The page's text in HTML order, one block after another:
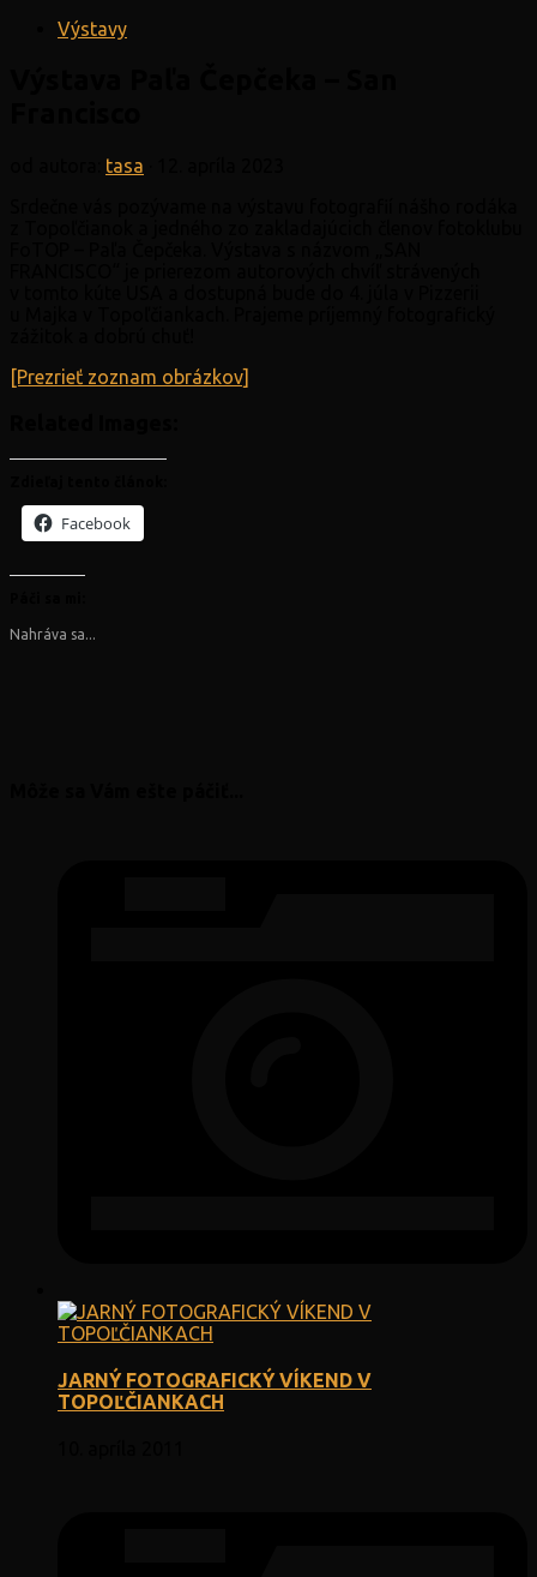
Výstavy
tasa
[Prezrieť zoznam obrázkov]
Facebook
Nahráva sa...
JARNÝ FOTOGRAFICKÝ VÍKEND V
TOPOĽČIANKACH